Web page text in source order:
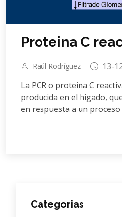
Proteina C
Raúl Rodríguez
13-
La PCR o proteina C
producida en el higado,
en respuesta a un
Categorias